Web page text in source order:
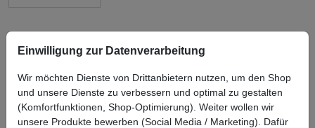
Symbol
Vorteil
Ihre Vorteile bei uns
3M BestPartner Commercial Solutions
Einwilligung zur Datenverarbeitung
Wir möchten Dienste von Drittanbietern nutzen, um den Shop
und unsere Dienste zu verbessern und optimal zu gestalten
(Komfortfunktionen, Shop-Optimierung). Weiter wollen wir
unsere Produkte bewerben (Social Media / Marketing). Dafür